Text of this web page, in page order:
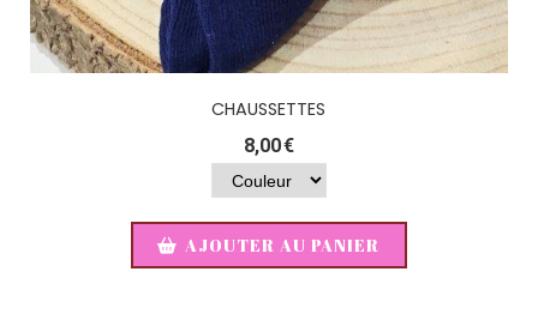
CHAUSSETTES
8,00€
AJOUTER AU PANIER